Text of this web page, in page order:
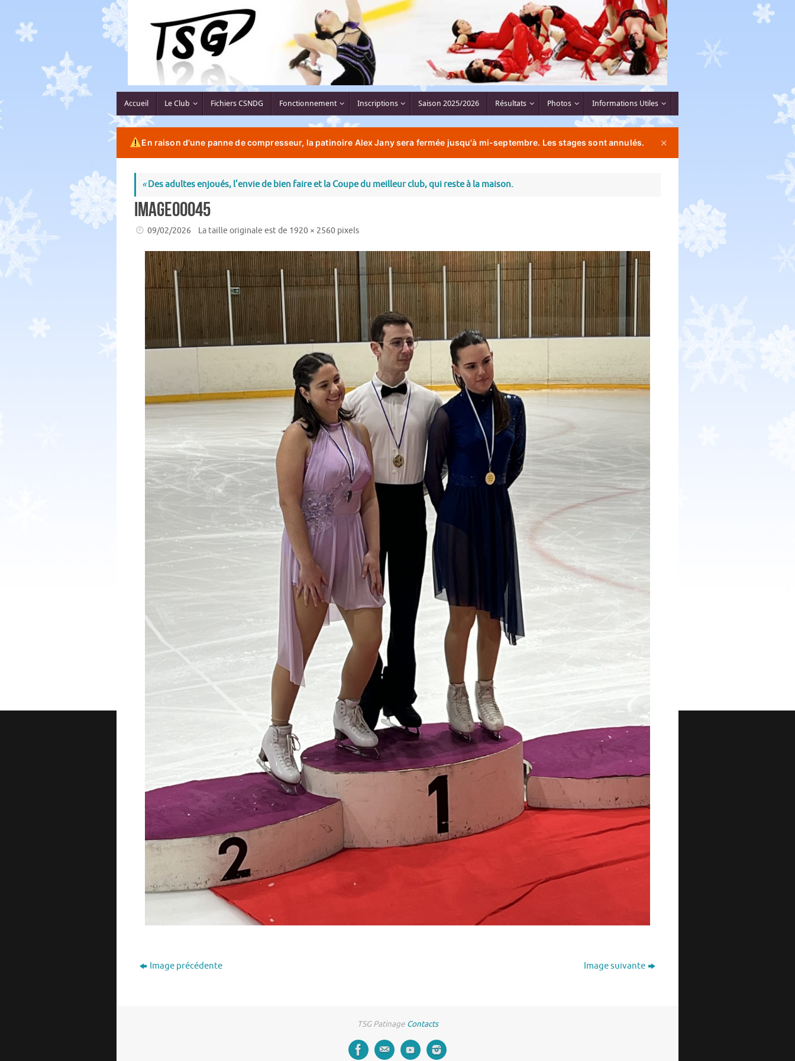
contenu
contenu
Accueil Le Club Fichiers CSNDG Fonctionnement Inscriptions Saison 2025/2026 Résultats Photos Informations Utiles
En raison d'une panne de compresseur, la patinoire Alex Jany sera fermée jusqu'à mi-septembre. Les stages sont annulés. ✕
«Des adultes enjoués, l’envie de bien faire et la Coupe du meilleur club, qui reste à la maison.
image00045
09/02/2026 La taille originale est de 1920 × 2560 pixels
Image précédente Image suivante
TSG Patinage Contacts